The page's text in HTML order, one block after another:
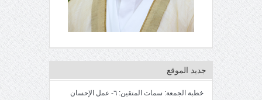
جديد الموقع
خطبة الجمعة: سمات المتقين: ٦- عمل الإحسان